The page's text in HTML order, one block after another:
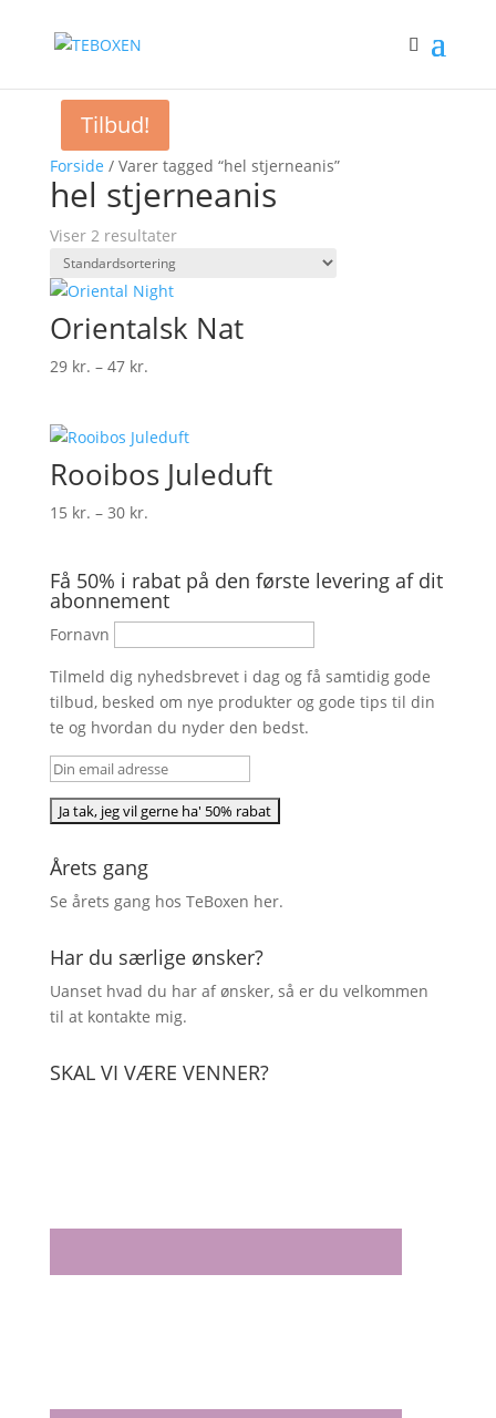
Forside / Varer tagged “hel stjerneanis”
hel stjerneanis
Viser 2 resultater
Orientalsk Nat
29 kr. – 47 kr.Prisinterval:
47 kr.
Tilbud!
Rooibos Juleduft
15 kr. – 30 kr.Prisinterval:
30 kr.
Få 50% i rabat på den første levering af dit
abonnement
Fornavn
Tilmeld dig nyhedsbrevet i dag og få samtidig gode
tilbud, besked om nye produkter og gode tips til din
te og hvordan du nyder den bedst.
Årets gang
Se årets gang hos TeBoxen her.
Har du særlige ønsker?
Uanset hvad du har af ønsker, så er du velkommen
til at kontakte mig.
SKAL VI VÆRE VENNER?